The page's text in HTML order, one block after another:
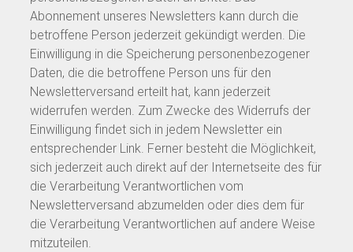
Abonnement unseres Newsletters kann durch die
betroffene Person jederzeit gekündigt werden. Die
Einwilligung in die Speicherung personenbezogener
Daten, die die betroffene Person uns für den
Newsletterversand erteilt hat, kann jederzeit
widerrufen werden. Zum Zwecke des Widerrufs der
Einwilligung findet sich in jedem Newsletter ein
entsprechender Link. Ferner besteht die Möglichkeit,
sich jederzeit auch direkt auf der Internetseite des für
die Verarbeitung Verantwortlichen vom
Newsletterversand abzumelden oder dies dem für
die Verarbeitung Verantwortlichen auf andere Weise
mitzuteilen.